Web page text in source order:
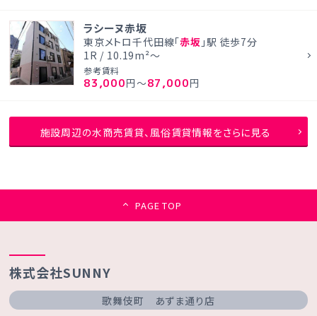
ラシーヌ赤坂
東京メトロ千代田線「赤坂 」駅 徒歩7分
1R / 10.19m²～
参考賃料
83,000円～87,000円
施設周辺の水商売賃貸、風俗賃貸情報をさらに見る
PAGE TOP
株式会社SUNNY
歌舞伎町 あずま通り店